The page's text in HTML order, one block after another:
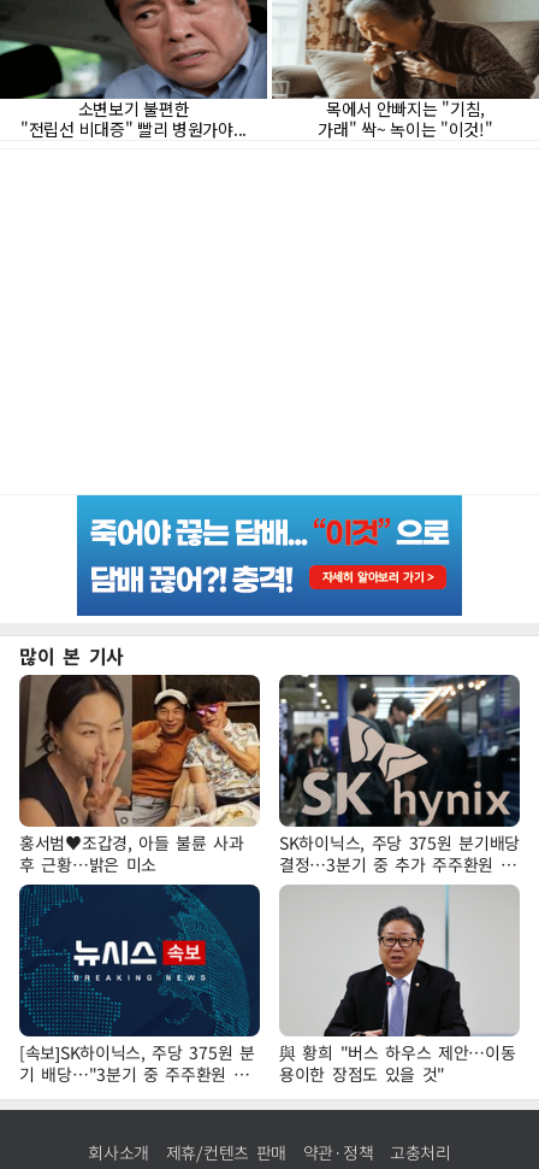
많이 본 기사
홍서범♥조갑경, 아들 불륜 사과
후 근황…밝은 미소
SK하이닉스, 주당 375원 분기배당
결정…3분기 중 추가 주주환원 발
표
[속보]SK하이닉스, 주당 375원 분
기 배당…"3분기 중 주주환원 방
안 확정"
與 황희 "버스 하우스 제안…이동
용이한 장점도 있을 것"
회사소개 제휴/컨텐츠 판매 약관·정책 고충처리